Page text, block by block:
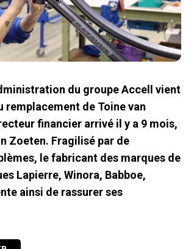
du groupe Accell vient
remplacement de Toine van
financier arrivé il y a 9 mois,
Zoeten. Fragilisé par de
le fabricant des marques de
Lapierre, Winora, Babboe,
ainsi de rassurer ses